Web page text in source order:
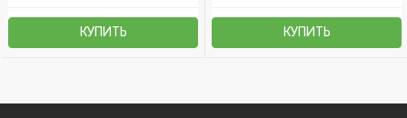
КУПИТЬ КУПИТЬ